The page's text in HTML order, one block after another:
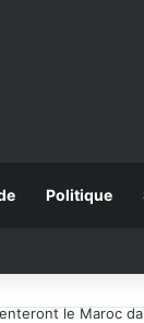
Politique
le Maroc